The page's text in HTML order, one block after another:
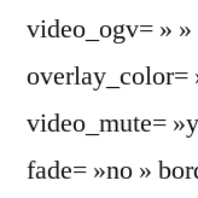
video_ogv= »
overlay_color=
video_mute=
fade= »no »